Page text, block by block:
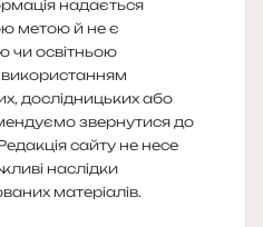
надається
метою й не є
чи освітньою
дослідницьких або
звернутися до
сайту не несе
наслідки
матеріалів.